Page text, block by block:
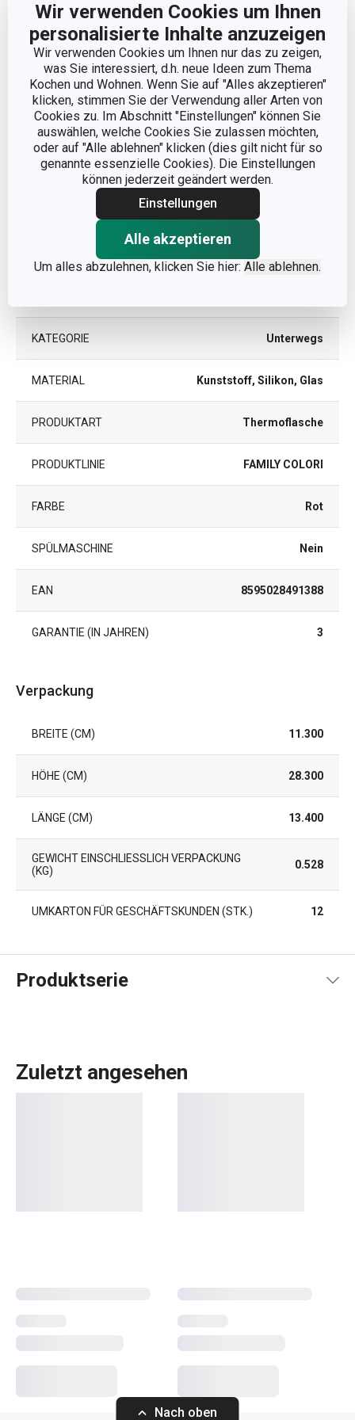
Wir verwenden Cookies um Ihnen
personalisierte Inhalte anzuzeigen
Wir verwenden Cookies um Ihnen nur das zu zeigen,
was Sie interessiert, d.h. neue Ideen zum Thema
Kochen und Wohnen. Wenn Sie auf "Alles akzeptieren"
klicken, stimmen Sie der Verwendung aller Arten von
Cookies zu. Im Abschnitt "Einstellungen" können Sie
auswählen, welche Cookies Sie zulassen möchten,
oder auf "Alle ablehnen" klicken (dies gilt nicht für so
genannte essenzielle Cookies). Die Einstellungen
können jederzeit geändert werden.
Einstellungen
Alle akzeptieren
Um alles abzulehnen, klicken Sie hier: Alle ablehnen.
Abmessungen
PRODUKTHÖHE (CM) 28
VOLUMEN (L) 0.75
PRODUKTLÄNGE (CM) 13
DURCHMESSER (CM)
Andere Parameter
KATEGORIE Unterwegs
MATERIAL Kunststoff, Silikon, Glas
PRODUKTART Thermoflasche
PRODUKTLINIE FAMILY COLORI
FARBE Rot
SPÜLMASCHINE Nein
EAN 8595028491388
GARANTIE (IN JAHREN) 3
Verpackung
BREITE (CM) 11.300
HÖHE (CM) 28.300
LÄNGE (CM) 13.400
GEWICHT EINSCHLIESSLICH VERPACKUNG (
KG)
0.528
UMKARTON FÜR GESCHÄFTSKUNDEN (STK.) 12
Produktserie
Kunststoff mit einer hochwertigen wärmeisolierenden
Zuletzt angesehen
Nach oben